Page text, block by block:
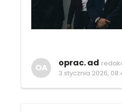
OA oprac. ad
3 stycznia 2026,